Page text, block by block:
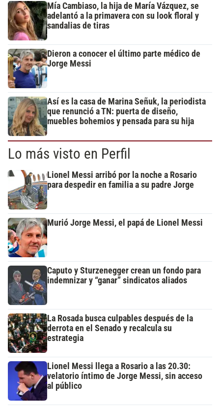
Mía Cambiaso, la hija de María Vázquez, se
adelantó a la primavera con su look floral y
sandalias de tiras
Dieron a conocer el último parte médico de
Jorge Messi
Así es la casa de Marina Señuk, la periodista
que renunció a TN: puerta de diseño,
muebles bohemios y pensada para su hija
Lo más visto en Perfil
Lionel Messi arribó por la noche a Rosario
para despedir en familia a su padre Jorge
Murió Jorge Messi, el papá de Lionel Messi
Caputo y Sturzenegger crean un fondo para
indemnizar y “ganar” sindicatos aliados
La Rosada busca culpables después de la
derrota en el Senado y recalcula su
estrategia
Lionel Messi llega a Rosario a las 20.30:
velatorio íntimo de Jorge Messi, sin acceso
al público